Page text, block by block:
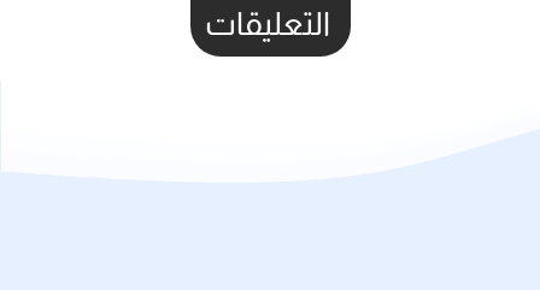
التعليقات